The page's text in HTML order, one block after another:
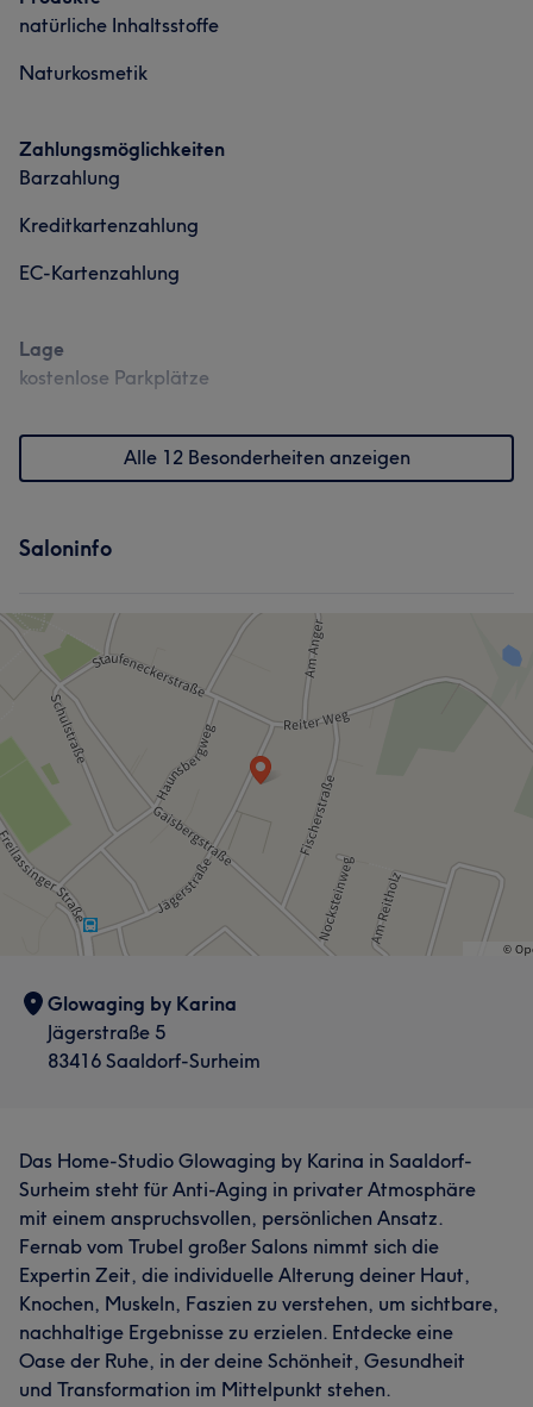
natürliche Inhaltsstoffe
Naturkosmetik
Zahlungsmöglichkeiten
Barzahlung
Kreditkartenzahlung
EC-Kartenzahlung
Lage
kostenlose Parkplätze
Alle 12 Besonderheiten anzeigen
Saloninfo
Glowaging by Karina
Jägerstraße 5
83416 Saaldorf-Surheim
Das Home-Studio Glowaging by Karina in Saaldorf-
Surheim steht für Anti-Aging in privater Atmosphäre
mit einem anspruchsvollen, persönlichen Ansatz.
Fernab vom Trubel großer Salons nimmt sich die
Expertin Zeit, die individuelle Alterung deiner Haut,
Knochen, Muskeln, Faszien zu verstehen, um sichtbare,
nachhaltige Ergebnisse zu erzielen. Entdecke eine
Oase der Ruhe, in der deine Schönheit, Gesundheit
und Transformation im Mittelpunkt stehen.